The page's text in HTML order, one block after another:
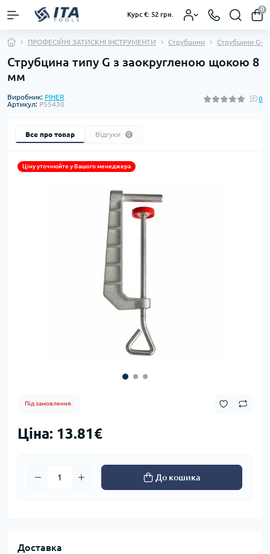
Курс €: 52 грн.
0
ПРОФЕСІЙНІ ЗАТИСКНІ ІНСТРУМЕНТИ Струбцини Струбцини G-
Струбцина типу G з заокругленою щокою 8
мм
Виробник: PIHER
Артикул: P55430
0
Все про товар Відгуки 0
Ціну уточнюйте у Вашого менеджера
Під замовлення.
Ціна: 13.81€
До кошика
Доставка